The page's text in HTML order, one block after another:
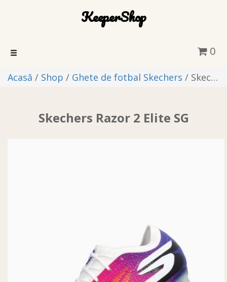
KeeperShop
Toggle
0
Acasă / Shop / Ghete de fotbal Skechers / Skechers Razor 2 Elite SG
Skechers Razor 2 Elite SG